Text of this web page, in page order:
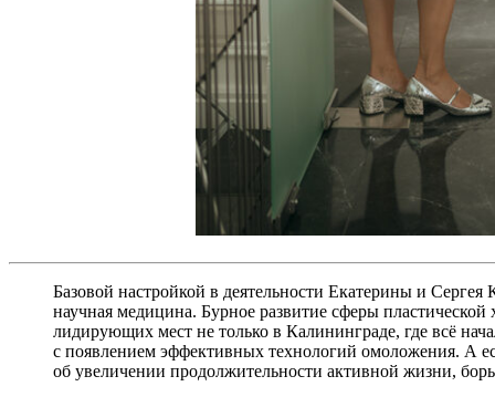
Базовой настройкой в деятельности Екатерины и
научная медицина. Бурное развитие сферы
лидирующих мест не только в Калининграде, где всё
с появлением эффективных технологий омоложения. А
об увеличении продолжительности активной жизни,